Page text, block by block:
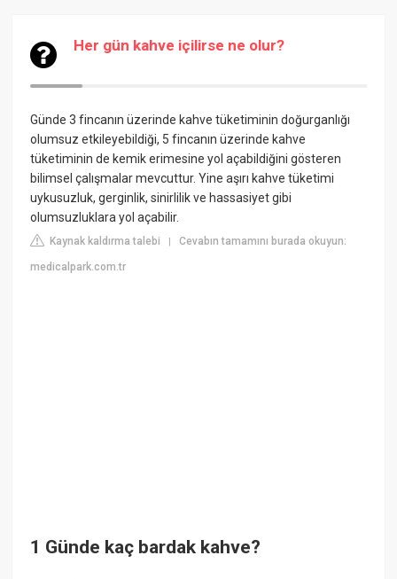
Her gün kahve içilirse ne olur?
Günde 3 fincanın üzerinde kahve tüketiminin doğurganlığı
olumsuz etkileyebildiği, 5 fincanın üzerinde kahve
tüketiminin de kemik erimesine yol açabildiğini gösteren
bilimsel çalışmalar mevcuttur. Yine aşırı kahve tüketimi
uykusuzluk, gerginlik, sinirlilik ve hassasiyet gibi
olumsuzluklara yol açabilir.
Kaynak kaldırma talebi |Cevabın tamamını burada okuyun:
medicalpark.com.tr
1 Günde kaç bardak kahve?